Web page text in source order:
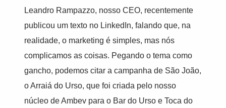
Leandro Rampazzo, nosso CEO, recentemente
publicou um texto no LinkedIn, falando que, na
realidade, o marketing é simples, mas nós
complicamos as coisas. Pegando o tema como
gancho, podemos citar a campanha de São João,
o Arraiá do Urso, que foi criada pelo nosso
núcleo de Ambev para o Bar do Urso e Toca do